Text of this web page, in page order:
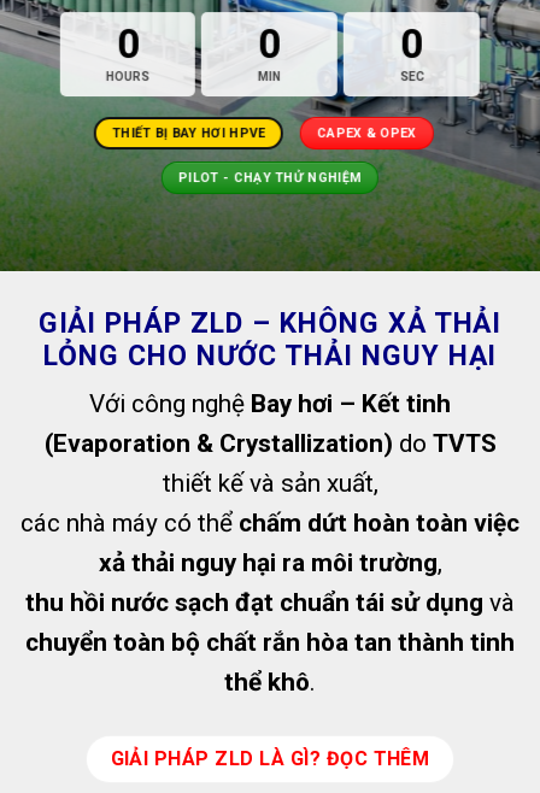
0
HOURS
0
MIN
0
SEC
THIẾT BỊ BAY HƠI HPVE CAPEX & OPEX
PILOT - CHẠY THỬ NGHIỆM
GIẢI PHÁP ZLD – KHÔNG XẢ THẢI
LỎNG CHO NƯỚC THẢI NGUY HẠI
Với công nghệ Bay hơi – Kết tinh
(Evaporation & Crystallization) do TVTS
thiết kế và sản xuất,
các nhà máy có thể chấm dứt hoàn toàn việc
xả thải nguy hại ra môi trường,
thu hồi nước sạch đạt chuẩn tái sử dụng và
chuyển toàn bộ chất rắn hòa tan thành tinh
thể khô.
GIẢI PHÁP ZLD LÀ GÌ? ĐỌC THÊM